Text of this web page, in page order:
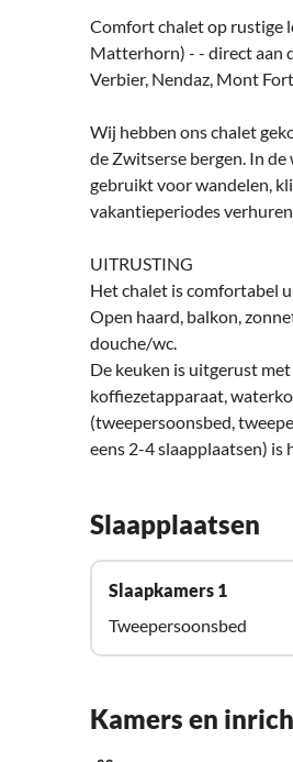
Comfort chalet op rustige
Matterhorn) - - direct aan
Verbier, Nendaz, Mont
Wij hebben ons chalet
de Zwitserse bergen. In
gebruikt voor wandelen,
vakantieperiodes
UITRUSTING
Het chalet is comfortabel
Open haard, balkon,
douche/wc.
De keuken is uitgerust
koffiezetapparaat,
(tweepersoonsbed,
eens 2-4 slaapplaatsen)
Slaapplaatsen
Slaapkamers 1
Tweepersoonsbed
Kamers en